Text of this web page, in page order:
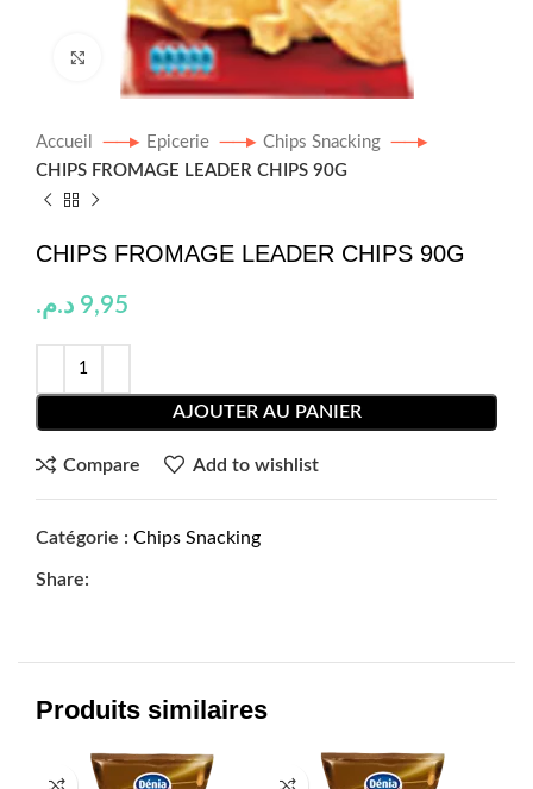
Click to enlarge
Accueil Epicerie
Chips Snacking
CHIPS FROMAGE LEADER CHIPS 90G
CHIPS FROMAGE LEADER CHIPS 90G
9,95 د.م.
AJOUTER AU PANIER
Compare Add to wishlist
Catégorie : Chips Snacking
Share:
Produits similaires